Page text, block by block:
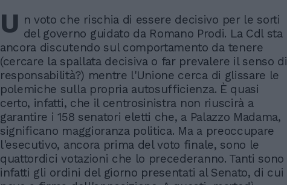
U n voto che rischia di essere decisivo per le sorti
del governo guidato da Romano Prodi. La Cdl sta
ancora discutendo sul comportamento da tenere
(cercare la spallata decisiva o far prevalere il senso di
responsabilità?) mentre l'Unione cerca di glissare le
polemiche sulla propria autosufficienza. È quasi
certo, infatti, che il centrosinistra non riuscirà a
garantire i 158 senatori eletti che, a Palazzo Madama,
significano maggioranza politica. Ma a preoccupare
l'esecutivo, ancora prima del voto finale, sono le
quattordici votazioni che lo precederanno. Tanti sono
infatti gli ordini del giorno presentati al Senato, di cui